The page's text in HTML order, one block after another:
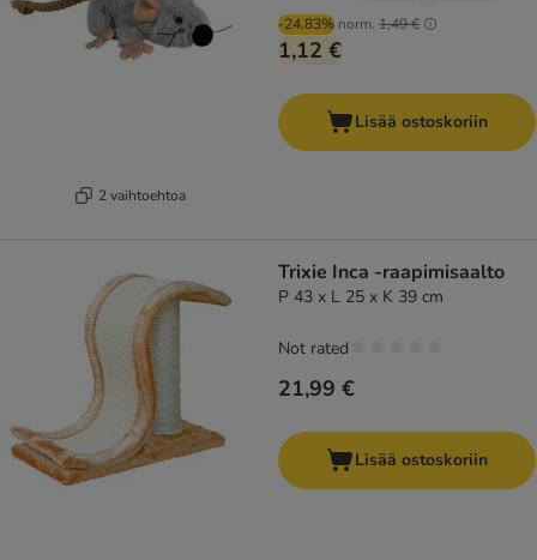
2 vaihtoehtoa
-24.83% norm. 1,49 €
1,12 €
Lisää ostoskoriin
Trixie Inca -raapimisaalto
P 43 x L 25 x K 39 cm
21,99 €
Not rated
Lisää ostoskoriin